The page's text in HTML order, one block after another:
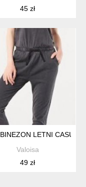
45 zł
LETNI CASUAL
Valoisa
49 zł